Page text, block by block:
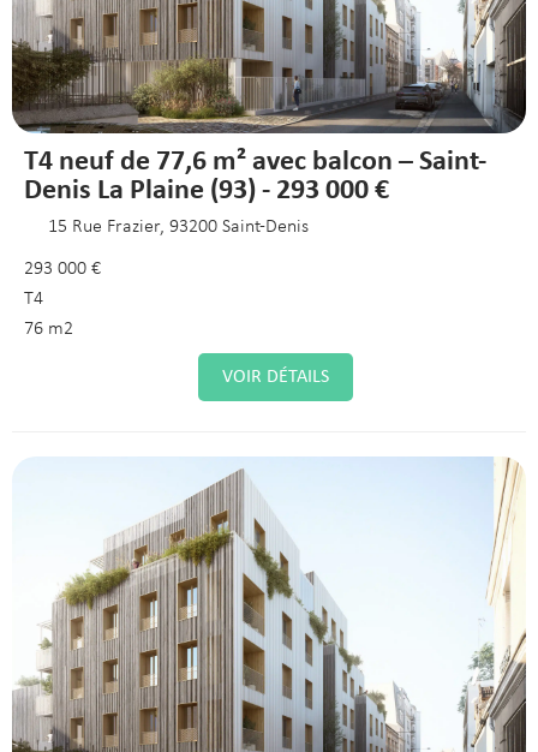
T4 neuf de 77,6 m² avec balcon – Saint-
Denis La Plaine (93) - 293 000 €
15 Rue Frazier, 93200 Saint-Denis
293 000 €
T4
76 m2
VOIR DÉTAILS